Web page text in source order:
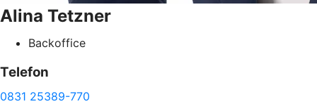
Alina Tetzner
Backoffice
Telefon
0831 25389-770